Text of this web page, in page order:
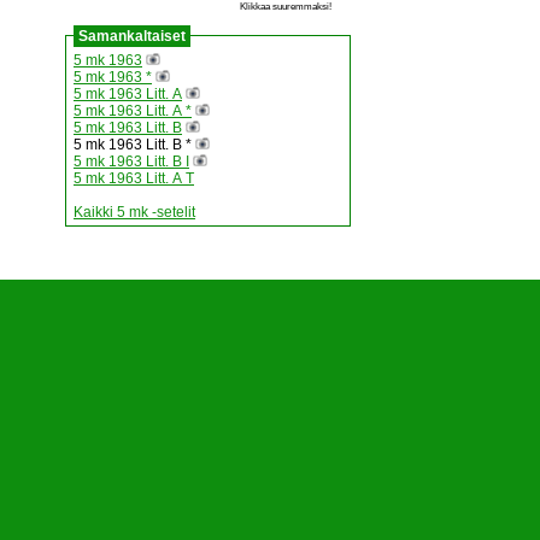
Klikkaa suuremmaksi!
Samankaltaiset
5 mk 1963
5 mk 1963 *
5 mk 1963 Litt. A
5 mk 1963 Litt. A *
5 mk 1963 Litt. B
5 mk 1963 Litt. B *
5 mk 1963 Litt. B I
5 mk 1963 Litt. A T
Kaikki 5 mk -setelit